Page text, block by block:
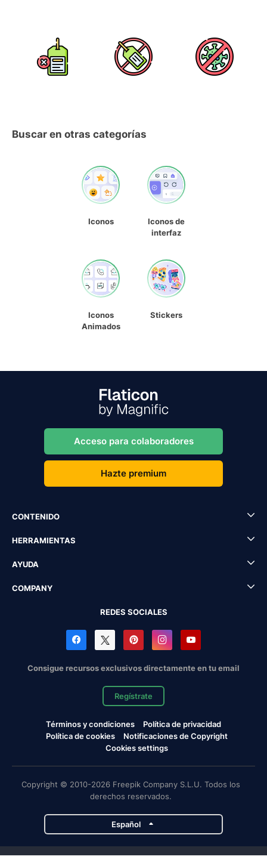
Buscar en otras categorías
Iconos
Iconos de
interfaz
Iconos
Animados
Stickers
Acceso para colaboradores
Hazte premium
CONTENIDO
HERRAMIENTAS
AYUDA
COMPANY
REDES SOCIALES
Consigue recursos exclusivos directamente en tu email
Regístrate
Términos y condiciones
Política de privacidad
Política de cookies
Notificaciones de Copyright
Cookies settings
Copyright © 2010-2026 Freepik Company S.L.U. Todos los
derechos reservados.
Español